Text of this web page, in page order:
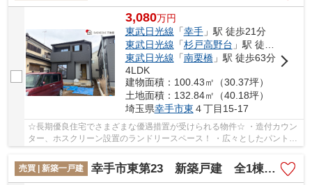
3,080万円
東武日光線 「幸手」駅 徒歩21分
東武日光線 「杉戸高野台 」駅 徒歩45分
東武日光線 「南栗橋」駅 徒歩63分
4LDK
建物面積：100.43㎡（30.37坪）
土地面積：132.84㎡（40.18坪）
埼玉県幸手市東 ４丁目15-17
☆長期優良住宅でさまざまな優遇措置が受けられる物件☆ ・造付カウン
ター、ホスクリーン設置のランドリースペース！ ・広々としたパントリ
ーとファミリークロークで荷物スッキリ！ 資...
売買 | 新築一戸建
幸手市東第23 新築戸建 全1棟 1号棟